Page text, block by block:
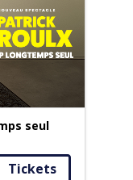
seul
Tickets